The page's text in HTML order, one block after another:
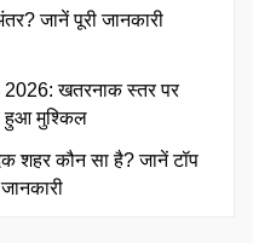
जानें पूरी जानकारी
खतरनाक स्तर पर
हुआ मुश्किल
शहर कौन सा है? जानें टॉप